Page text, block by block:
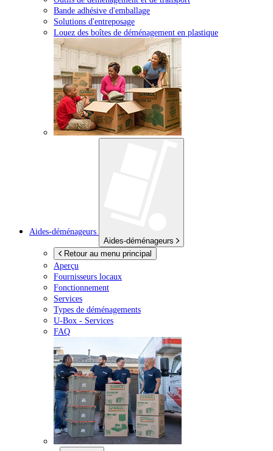
Bande adhésive d'emballage
Solutions d'entreposage
Louez des boîtes de déménagement en plastique
Aides-déménageurs
Aides-déménageurs
Retour au menu principal
Aperçu
Fournisseurs locaux
Fonctionnement
Services
Types de déménagements
U-Box - Services
FAQ